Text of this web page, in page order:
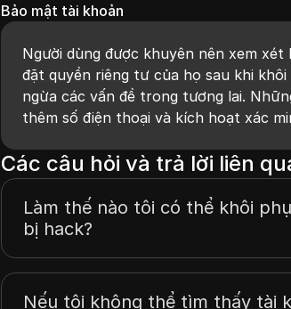
Bảo mật tài khoản
Người dùng được khuyên nên xem xét
đặt quyền riêng tư của họ sau khi
ngừa các vấn đề trong tương lai.
thêm số điện thoại và kích hoạt xác
Các câu hỏi và trả lời liên
Làm thế nào tôi có thể khôi
bị hack?
Nếu tôi không thể tìm thấy tài